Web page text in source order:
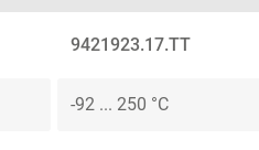
9421923.17.TT
-92 ... 250 °C